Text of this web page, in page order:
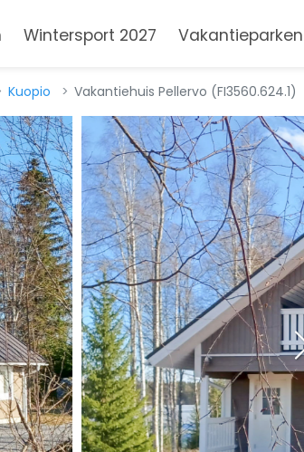
Wintersport 2027 Vakantieparken
Kuopio Vakantiehuis Pellervo (FI3560.624.1)